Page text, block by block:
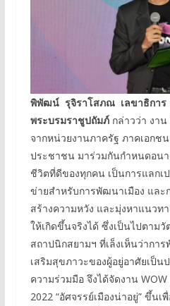
พิพัฒน์ รุจิราโสภณ เลขาธิกา
พระบรมราชูปถัมภ์กล่าวว่า งาน
จากหน่วยงานภาครัฐ ภาคเอกช
ประชาชน มาร่วมกันกำหนดอน
ชีวิตที่ดีของทุกคน เป็นการแลกเ
ข่ายสำหรับการพัฒนาเมือง และ
สร้างความหวัง และมุ่งหาแนวท
ให้เกิดขึ้นจริงได้ ซึ่งเป็นไปตาม
สถาปนิกสยามฯ ที่เล็งเห็นว่ากา
เสริมสุขภาวะของผู้อยู่อาศัยเป็
ความร่วมมือ จึงได้จัดงาน
2022 “อัศจรรย์เมืองน่าอยู่” ขึ้น